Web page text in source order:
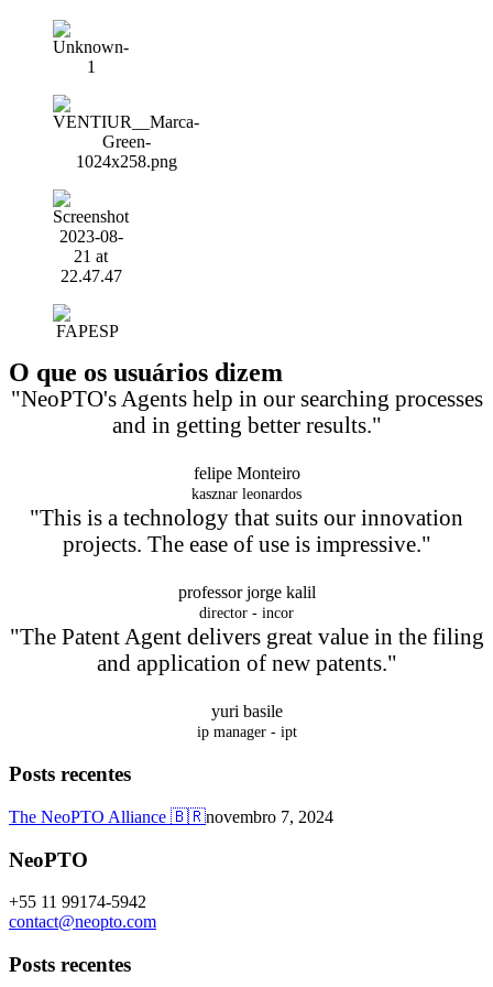
O que os usuários dizem
"NeoPTO's Agents help in our searching processes
and in getting better results."
felipe Monteiro
kasznar leonardos
"This is a technology that suits our innovation
projects. The ease of use is impressive."
professor jorge kalil
director - incor
"The Patent Agent delivers great value in the filing
and application of new patents."
yuri basile
ip manager - ipt
Posts recentes
The NeoPTO Alliance 🇧🇷novembro 7, 2024
NeoPTO
+55 11 99174-5942
contact@neopto.com
Posts recentes